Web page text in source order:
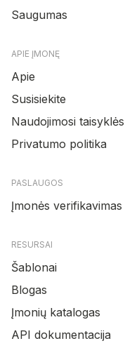
Saugumas
APIE ĮMONĘ
Apie
Susisiekite
Naudojimosi taisyklės
Privatumo politika
PASLAUGOS
Įmonės verifikavimas
RESURSAI
Šablonai
Blogas
Įmonių katalogas
API dokumentacija